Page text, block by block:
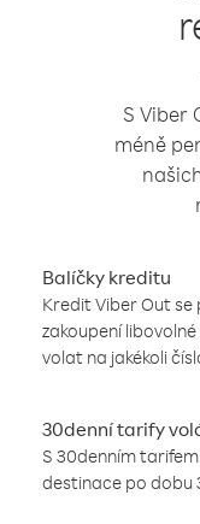
S Viber
méně
Balíčky kreditu
Kredit Viber Out
zakoupení
volat na jakékoli
30denní tarify
S 30denním
destinace po dobu